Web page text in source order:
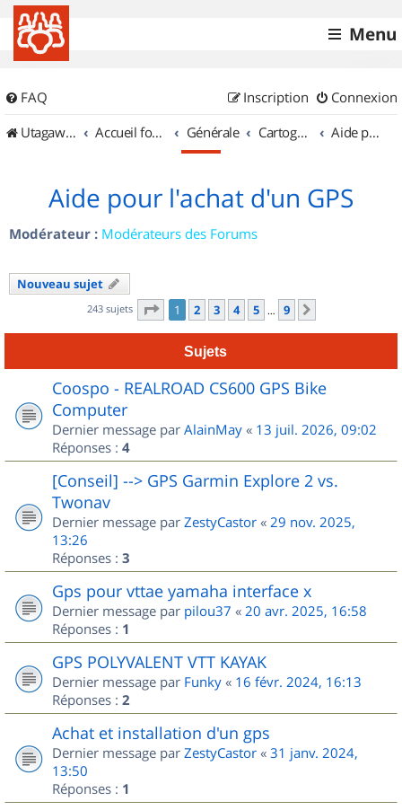
Menu
FAQ Connexion
Inscription
UtagawaVTT (Randos VTT et VTTAE avec traces GPS)
Accueil forum Générale Cartographie et GPS Aide pour l'achat d'un GPS
Aide pour l'achat d'un GPS
Modérateur : Modérateurs des Forums
Nouveau sujet
243 sujets Page 1sur
1 2 3 4 5 … 9
Sujets
Coospo - REALROAD CS600 GPS Bike
Computer
Dernier message par AlainMay « 13 juil. 2026, 09:02
Réponses : 4
[Conseil] --> GPS Garmin Explore 2 vs.
Twonav
Dernier message par ZestyCastor « 29 nov. 2025,
13:26
Réponses : 3
Gps pour vttae yamaha interface x
Dernier message par pilou37 « 20 avr. 2025, 16:58
Réponses : 1
GPS POLYVALENT VTT KAYAK
Dernier message par Funky « 16 févr. 2024, 16:13
Réponses : 2
Achat et installation d'un gps
Dernier message par ZestyCastor « 31 janv. 2024,
13:50
Réponses : 1